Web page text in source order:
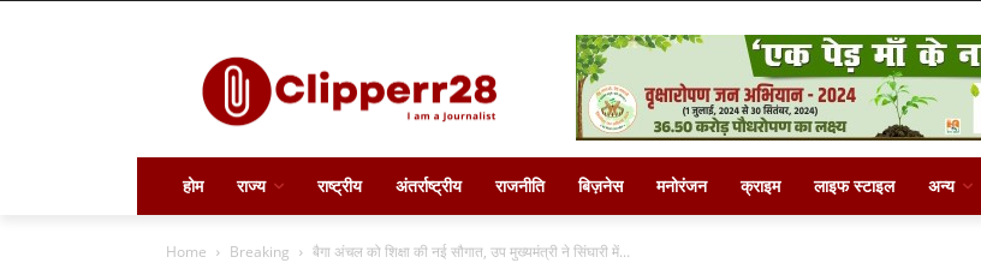
होम राज्य राष्ट्रीय अंतर्राष्ट्रीय राजनीति बिज़नेस मनोरंजन क्राइम लाइफ स्टाइल अन्य
Home Breaking बैगा अंचल को शिक्षा की नई सौगात, उप मुख्यमंत्री ने सिंघारी में...